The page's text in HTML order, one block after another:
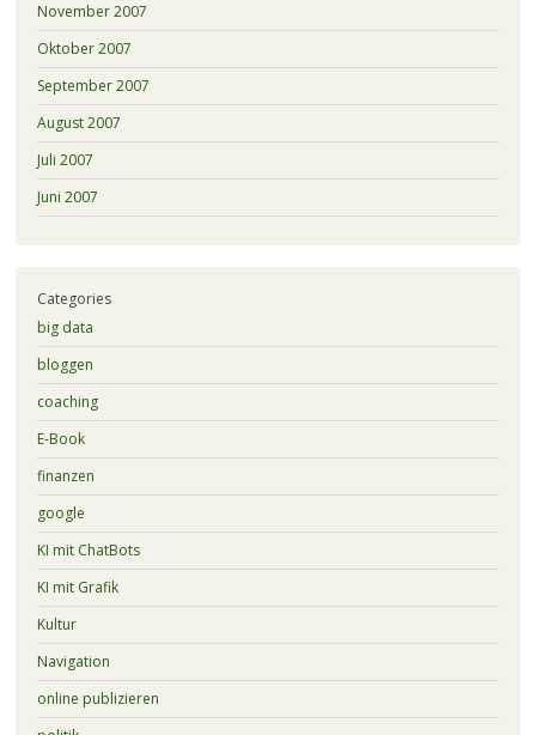
November 2007
Oktober 2007
September 2007
August 2007
Juli 2007
Juni 2007
Categories
big data
bloggen
coaching
E-Book
finanzen
google
KI mit ChatBots
KI mit Grafik
Kultur
Navigation
online publizieren